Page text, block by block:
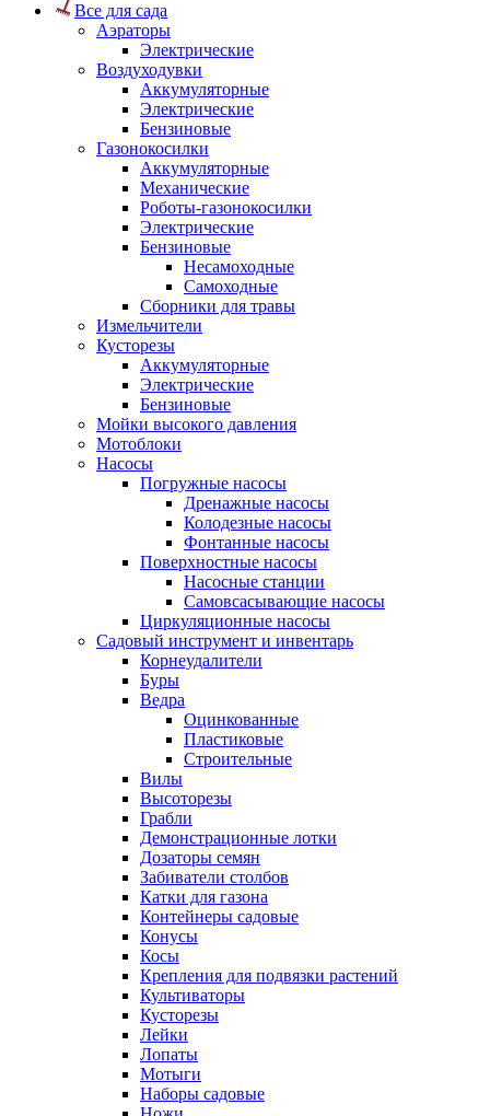
Все для сада
Аэраторы
Электрические
Воздуходувки
Аккумуляторные
Электрические
Бензиновые
Газонокосилки
Аккумуляторные
Механические
Роботы-газонокосилки
Электрические
Бензиновые
Несамоходные
Самоходные
Сборники для травы
Измельчители
Кусторезы
Аккумуляторные
Электрические
Бензиновые
Мойки высокого давления
Мотоблоки
Насосы
Погружные насосы
Дренажные насосы
Колодезные насосы
Фонтанные насосы
Поверхностные насосы
Насосные станции
Самовсасывающие насосы
Циркуляционные насосы
Садовый инструмент и инвентарь
Корнеудалители
Буры
Ведра
Оцинкованные
Пластиковые
Строительные
Вилы
Высоторезы
Грабли
Демонстрационные лотки
Дозаторы семян
Забиватели столбов
Катки для газона
Контейнеры садовые
Конусы
Косы
Крепления для подвязки растений
Культиваторы
Кусторезы
Лейки
Лопаты
Мотыги
Наборы садовые